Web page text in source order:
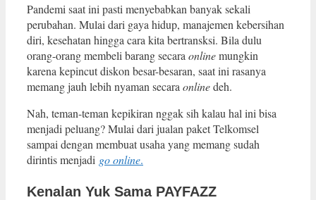
Pandemi saat ini pasti menyebabkan banyak sekali
perubahan. Mulai dari gaya hidup, manajemen kebersihan
diri, kesehatan hingga cara kita bertransksi. Bila dulu
orang-orang membeli barang secara onlinemungkin
karena kepincut diskon besar-besaran, saat ini rasanya
memang jauh lebih nyaman secara onlinedeh.
Nah, teman-teman kepikiran nggak sih kalau hal ini bisa
menjadi peluang? Mulai dari jualan paket Telkomsel
sampai dengan membuat usaha yang memang sudah
dirintis menjadi go online.
Kenalan Yuk Sama PAYFAZZ